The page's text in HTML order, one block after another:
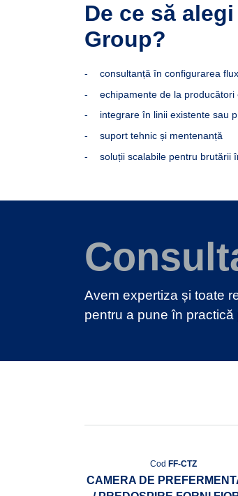
De ce să
Group?
consultanță în configurarea
echipamente de la producători
integrare în linii existente sau
suport tehnic și mentenanță
soluții scalabile pentru brutării
Avem expertiza și toate
pentru a pune în practică
Cod FF-CTZ
CAMERA DE